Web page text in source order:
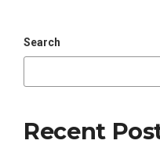
Search
Recent